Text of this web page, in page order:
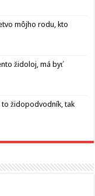
môjho rodu, kto
židoloj, má byť
to židopodvodník, tak